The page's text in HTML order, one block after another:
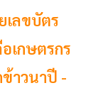
เลขบัตร
เกษตรกร
าวนาปี -